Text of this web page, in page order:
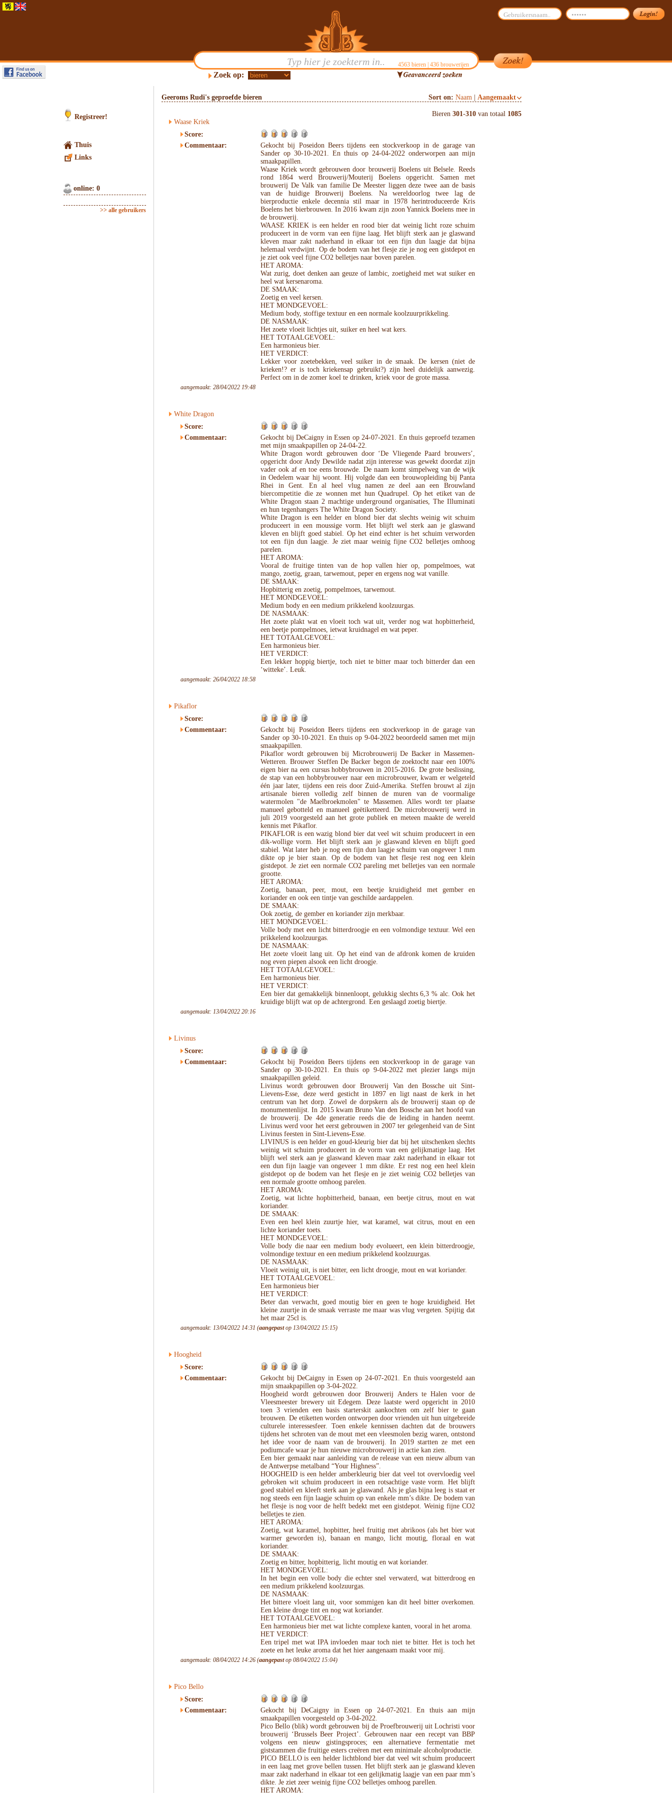
4563bieren | 436brouwerijen
Zoek op:
Registreer!
Thuis
Links
online: 0
>> alle gebruikers
Geeroms Rudi's geproefde bieren Sort on: Naam Aangemaakt
Bieren 301-310 van totaal 1085
Waase Kriek
Score:
Commentaar:
Gekocht bij Poseidon Beers tijdens een stockverkoop in de garage van
Sander op 30-10-2021. En thuis op 24-04-2022 onderworpen aan mijn
smaakpapillen.
Waase Kriek wordt gebrouwen door brouwerij Boelens uit Belsele. Reeds
rond 1864 werd Brouwerij/Mouterij Boelens opgericht. Samen met
brouwerij De Valk van familie De Meester liggen deze twee aan de basis
van de huidige Brouwerij Boelens. Na wereldoorlog twee lag de
bierproductie enkele decennia stil maar in 1978 herintroduceerde Kris
Boelens het bierbrouwen. In 2016 kwam zijn zoon Yannick Boelens mee in
de brouwerij.
WAASE KRIEK is een helder en rood bier dat weinig licht roze schuim
produceert in de vorm van een fijne laag. Het blijft sterk aan je glaswand
kleven maar zakt naderhand in elkaar tot een fijn dun laagje dat bijna
helemaal verdwijnt. Op de bodem van het flesje zie je nog een gistdepot en
je ziet ook veel fijne CO2 belletjes naar boven parelen.
HET AROMA:
Wat zurig, doet denken aan geuze of lambic, zoetigheid met wat suiker en
heel wat kersenaroma.
DE SMAAK:
Zoetig en veel kersen.
HET MONDGEVOEL:
Medium body, stoffige textuur en een normale koolzuurprikkeling.
DE NASMAAK:
Het zoete vloeit lichtjes uit, suiker en heel wat kers.
HET TOTAALGEVOEL:
Een harmonieus bier.
HET VERDICT:
Lekker voor zoetebekken, veel suiker in de smaak. De kersen (niet de
krieken!? er is toch kriekensap gebruikt?) zijn heel duidelijk aanwezig.
Perfect om in de zomer koel te drinken, kriek voor de grote massa.
aangemaakt: 28/04/2022 19:48
White Dragon
Score:
Commentaar:
Gekocht bij DeCaigny in Essen op 24-07-2021. En thuis geproefd tezamen
met mijn smaakpapillen op 24-04-22.
White Dragon wordt gebrouwen door ‘De Vliegende Paard brouwers’,
opgericht door Andy Dewilde nadat zijn interesse was gewekt doordat zijn
vader ook af en toe eens brouwde. De naam komt simpelweg van de wijk
in Oedelem waar hij woont. Hij volgde dan een brouwopleiding bij Panta
Rhei in Gent. En al heel vlug namen ze deel aan een Brouwland
biercompetitie die ze wonnen met hun Quadrupel. Op het etiket van de
White Dragon staan 2 machtige underground organisaties, The Illuminati
en hun tegenhangers The White Dragon Society.
White Dragon is een helder en blond bier dat slechts weinig wit schuim
produceert in een moussige vorm. Het blijft wel sterk aan je glaswand
kleven en blijft goed stabiel. Op het eind echter is het schuim verworden
tot een fijn dun laagje. Je ziet maar weinig fijne CO2 belletjes omhoog
parelen.
HET AROMA:
Vooral de fruitige tinten van de hop vallen hier op, pompelmoes, wat
mango, zoetig, graan, tarwemout, peper en ergens nog wat vanille.
DE SMAAK:
Hopbitterig en zoetig, pompelmoes, tarwemout.
HET MONDGEVOEL:
Medium body en een medium prikkelend koolzuurgas.
DE NASMAAK:
Het zoete plakt wat en vloeit toch wat uit, verder nog wat hopbitterheid,
een beetje pompelmoes, ietwat kruidnagel en wat peper.
HET TOTAALGEVOEL:
Een harmonieus bier.
HET VERDICT:
Een lekker hoppig biertje, toch niet te bitter maar toch bitterder dan een
‘witteke’. Leuk.
aangemaakt: 26/04/2022 18:58
Pikaflor
Score:
Commentaar:
Gekocht bij Poseidon Beers tijdens een stockverkoop in de garage van
Sander op 30-10-2021. En thuis op 9-04-2022 beoordeeld samen met mijn
smaakpapillen.
Pikaflor wordt gebrouwen bij Microbrouwerij De Backer in Massemen-
Wetteren. Brouwer Steffen De Backer begon de zoektocht naar een 100%
eigen bier na een cursus hobbybrouwen in 2015-2016. De grote beslissing,
de stap van een hobbybrouwer naar een microbrouwer, kwam er welgeteld
één jaar later, tijdens een reis door Zuid-Amerika. Steffen brouwt al zijn
artisanale bieren volledig zelf binnen de muren van de voormalige
watermolen "de Maelbroekmolen" te Massemen. Alles wordt ter plaatse
manueel gebotteld en manueel geëtiketteerd. De microbrouwerij werd in
juli 2019 voorgesteld aan het grote publiek en meteen maakte de wereld
kennis met Pikaflor.
PIKAFLOR is een wazig blond bier dat veel wit schuim produceert in een
dik-wollige vorm. Het blijft sterk aan je glaswand kleven en blijft goed
stabiel. Wat later heb je nog een fijn dun laagje schuim van ongeveer 1 mm
dikte op je bier staan. Op de bodem van het flesje rest nog een klein
gistdepot. Je ziet een normale CO2 pareling met belletjes van een normale
grootte.
HET AROMA:
Zoetig, banaan, peer, mout, een beetje kruidigheid met gember en
koriander en ook een tintje van geschilde aardappelen.
DE SMAAK:
Ook zoetig, de gember en koriander zijn merkbaar.
HET MONDGEVOEL:
Volle body met een licht bitterdroogje en een volmondige textuur. Wel een
prikkelend koolzuurgas.
DE NASMAAK:
Het zoete vloeit lang uit. Op het eind van de afdronk komen de kruiden
nog even piepen alsook een licht droogje.
HET TOTAALGEVOEL:
Een harmonieus bier.
HET VERDICT:
Een bier dat gemakkelijk binnenloopt, gelukkig slechts 6,3 % alc. Ook het
kruidige blijft wat op de achtergrond. Een geslaagd zoetig biertje.
aangemaakt: 13/04/2022 20:16
Livinus
Score:
Commentaar:
Gekocht bij Poseidon Beers tijdens een stockverkoop in de garage van
Sander op 30-10-2021. En thuis op 9-04-2022 met plezier langs mijn
smaakpapillen geleid.
Livinus wordt gebrouwen door Brouwerij Van den Bossche uit Sint-
Lievens-Esse, deze werd gesticht in 1897 en ligt naast de kerk in het
centrum van het dorp. Zowel de dorpskern als de brouwerij staan op de
monumentenlijst. In 2015 kwam Bruno Van den Bossche aan het hoofd van
de brouwerij. De 4de generatie reeds die de leiding in handen neemt.
Livinus werd voor het eerst gebrouwen in 2007 ter gelegenheid van de Sint
Livinus feesten in Sint-Lievens-Esse.
LIVINUS is een helder en goud-kleurig bier dat bij het uitschenken slechts
weinig wit schuim produceert in de vorm van een gelijkmatige laag. Het
blijft wel sterk aan je glaswand kleven maar zakt naderhand in elkaar tot
een dun fijn laagje van ongeveer 1 mm dikte. Er rest nog een heel klein
gistdepot op de bodem van het flesje en je ziet weinig CO2 belletjes van
een normale grootte omhoog parelen.
HET AROMA:
Zoetig, wat lichte hopbitterheid, banaan, een beetje citrus, mout en wat
koriander.
DE SMAAK:
Even een heel klein zuurtje hier, wat karamel, wat citrus, mout en een
lichte koriander toets.
HET MONDGEVOEL:
Volle body die naar een medium body evolueert, een klein bitterdroogje,
volmondige textuur en een medium prikkelend koolzuurgas.
DE NASMAAK:
Vloeit weinig uit, is niet bitter, een licht droogje, mout en wat koriander.
HET TOTAALGEVOEL:
Een harmonieus bier
HET VERDICT:
Beter dan verwacht, goed moutig bier en geen te hoge kruidigheid. Het
kleine zuurtje in de smaak verraste me maar was vlug vergeten. Spijtig dat
het maar 25cl is.
aangemaakt: 13/04/2022 14:31 (aangepastop 13/04/2022 15:15)
Hoogheid
Score:
Commentaar:
Gekocht bij DeCaigny in Essen op 24-07-2021. En thuis voorgesteld aan
mijn smaakpapillen op 3-04-2022.
Hoogheid wordt gebrouwen door Brouwerij Anders te Halen voor de
Vleesmeester brewery uit Edegem. Deze laatste werd opgericht in 2010
toen 3 vrienden een basis starterskit aankochten om zelf bier te gaan
brouwen. De etiketten worden ontworpen door vrienden uit hun uitgebreide
culturele interessesfeer. Toen enkele kennissen dachten dat de brouwers
tijdens het schroten van de mout met een vleesmolen bezig waren, ontstond
het idee voor de naam van de brouwerij. In 2019 startten ze met een
podiumcafe waar je hun nieuwe microbrouwerij in actie kan zien.
Een bier gemaakt naar aanleiding van de release van een nieuw album van
de Antwerpse metalband “Your Highness”.
HOOGHEID is een helder amberkleurig bier dat veel tot overvloedig veel
gebroken wit schuim produceert in een rotsachtige vaste vorm. Het blijft
goed stabiel en kleeft sterk aan je glaswand. Als je glas bijna leeg is staat er
nog steeds een fijn laagje schuim op van enkele mm’s dikte. De bodem van
het flesje is nog voor de helft bedekt met een gistdepot. Weinig fijne CO2
belletjes te zien.
HET AROMA:
Zoetig, wat karamel, hopbitter, heel fruitig met abrikoos (als het bier wat
warmer geworden is), banaan en mango, licht moutig, floraal en wat
koriander.
DE SMAAK:
Zoetig en bitter, hopbitterig, licht moutig en wat koriander.
HET MONDGEVOEL:
In het begin een volle body die echter snel verwaterd, wat bitterdroog en
een medium prikkelend koolzuurgas.
DE NASMAAK:
Het bittere vloeit lang uit, voor sommigen kan dit heel bitter overkomen.
Een kleine droge tint en nog wat koriander.
HET TOTAALGEVOEL:
Een harmonieus bier met wat lichte complexe kanten, vooral in het aroma.
HET VERDICT:
Een tripel met wat IPA invloeden maar toch niet te bitter. Het is toch het
zoete en het leuke aroma dat het hier aangenaam maakt voor mij.
aangemaakt: 08/04/2022 14:26 (aangepastop 08/04/2022 15:04)
Pico Bello
Score:
Commentaar:
Gekocht bij DeCaigny in Essen op 24-07-2021. En thuis aan mijn
smaakpapillen voorgesteld op 3-04-2022.
Pico Bello (blik) wordt gebrouwen bij de Proefbrouwerij uit Lochristi voor
brouwerij ‘Brussels Beer Project’. Gebrouwen naar een recept van BBP
volgens een nieuw gistingsproces; een alternatieve fermentatie met
giststammen die fruitige esters creëren met een minimale alcoholproductie.
PICO BELLO is een helder lichtblond bier dat veel wit schuim produceert
in een laag met grove bellen tussen. Het blijft sterk aan je glaswand kleven
maar zakt naderhand in elkaar tot een gelijkmatig laagje van een paar mm’s
dikte. Je ziet zeer weinig fijne CO2 belletjes omhoog parellen.
HET AROMA: